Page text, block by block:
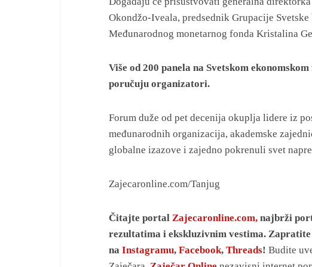
Okondžo-Iveala, predsednik Grupacije
Međunarodnog monetarnog fonda Kristalina
Više od 200 panela na Svetskom
poručuju organizatori.
Forum duže od pet decenija okuplja lidere iz
međunarodnih organizacija, akademske
globalne izazove i zajedno pokrenuli svet
Zajecaronline.com/Tanjug
Čitajte portal Zajecaronline.com, najbrži
rezultatima i ekskluzivnim vestima. Zapratite
na Instagramu, Facebook, Threads! Budite